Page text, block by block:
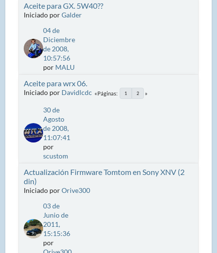
Aceite para GX. 5W40??
Iniciado porGalder
04 de
Diciembre
de 2008,
10:57:56
por MALU
Aceite para wrx 06.
Iniciado por Davidlcdc Páginas 1 2
30 de
Agosto
de 2008,
11:07:41
por
scustom
Actualización Firmware Tomtom en Sony XNV (2
din)
Iniciado porOrive300
03 de
Junio de
2011,
15:15:36
por